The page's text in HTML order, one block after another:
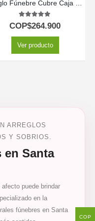
5.00out of 5
COP$264.900
Ver producto
ARREGLOS
Y SOBRIOS.
en Santa
puede brindar
en la
fúnebres en Santa
COP